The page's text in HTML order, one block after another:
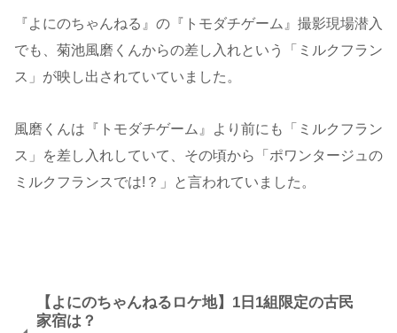
『よにのちゃんねる』の『 トモダチゲーム』撮影現場潜入
でも、菊池風磨くんからの差し入れという「ミルクフラン
ス」が映し出されていていました。
風磨くんは『トモダチゲーム』より前にも「ミルクフラン
ス」を差し入れしていて、その頃から「ポワンタージュの
ミルクフランスでは!？」と言われていました。
【よにのちゃんねるロケ地】1日1組限定の古民
家宿は？